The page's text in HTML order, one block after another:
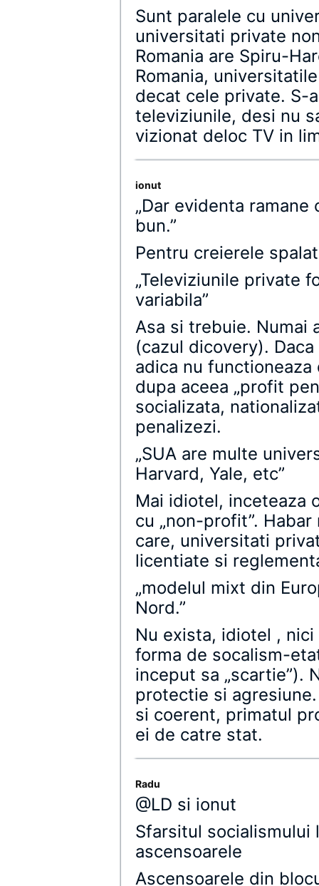
Sunt paralele cu
universitati private
Romania are Spiru-
Romania,
decat cele private. S-
televiziunile, desi nu
vizionat deloc TV in
ionut
„Dar evidenta
bun.”
Pentru creierele
„Televiziunile private
variabila”
Asa si trebuie. Numai
(cazul dicovery).
adica nu
dupa aceea „profit
socializata,
penalizezi.
„SUA are multe
Harvard, Yale, etc”
Mai idiotel, inceteaza
cu „non-profit”.
care, universitati
licentiate si
„modelul mixt din
Nord.”
Nu exista, idiotel , nici
forma de socalism-
inceput sa „scartie”).
protectie si
si coerent, primatul
ei de catre stat.
Radu
@LD si ionut
Sfarsitul socialismului
ascensoarele
Ascensoarele din